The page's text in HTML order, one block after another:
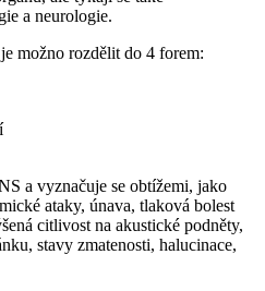
a neurologie.
možno rozdělit do 4 forem:
a vyznačuje se obtížemi, jako
ataky, únava, tlaková bolest
citlivost na akustické podněty,
stavy zmatenosti, halucinace,